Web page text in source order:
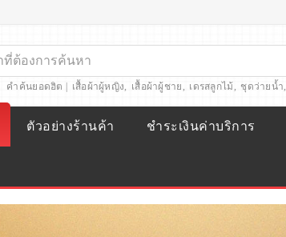
คำค้นยอดฮิต | เสื้อผ้าผู้หญิง, เสื้อผ้าผู้ชาย, เดรสลูกไม้, ชุดว่ายน้ำ,
ตัวอย่างร้านค้า ชำระเงินค่าบริการ